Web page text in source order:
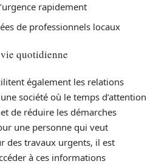
rapidement
de professionnels locaux
quotidienne
également les relations
société où le temps d’attention
de réduire les démarches
une personne qui veut
des travaux urgents, il est
à ces informations